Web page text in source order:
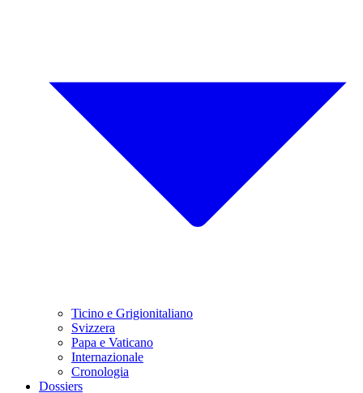
Ticino e Grigionitaliano
Svizzera
Papa e Vaticano
Internazionale
Cronologia
Dossiers